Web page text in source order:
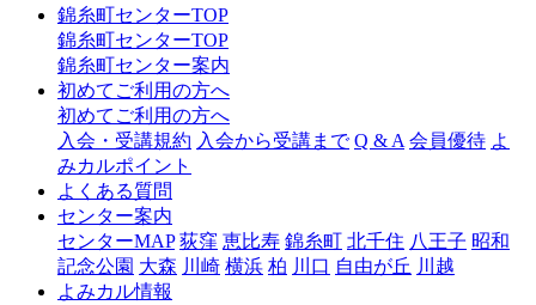
錦糸町センターTOP
錦糸町センターTOP
錦糸町センター案内
初めてご利用の方へ
初めてご利用の方へ
入会・受講規約 入会から受講まで Q & A 会員優待 よ
みカルポイント
よくある質問
センター案内
センターMAP 荻窪 恵比寿 錦糸町 北千住 八王子 昭和
記念公園 大森 川崎 横浜 柏 川口 自由が丘 川越
よみカル情報